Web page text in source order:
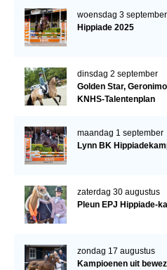
woensdag 3 september
Hippiade 2025
dinsdag 2 september
Golden Star,
KNHS-Talentenplan
maandag 1 september
Lynn BK
zaterdag 30 augustus
Pleun EPJ Hippiade-
zondag 17 augustus
Kampioenen uit